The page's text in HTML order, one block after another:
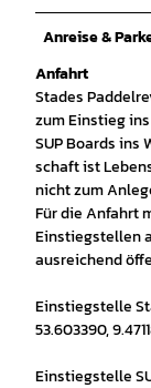
Anreise &
Anfahrt
Stades
zum Einstieg
SUP Boards ins
schaft ist
nicht zum
Für die Anfahrt
Einstiegstellen
ausreichend
Einstiegstelle
53.603390,
Einstiegstelle